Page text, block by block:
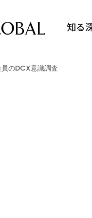
知る
のDCX意識調査